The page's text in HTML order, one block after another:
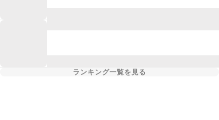
ランキング一覧を見る